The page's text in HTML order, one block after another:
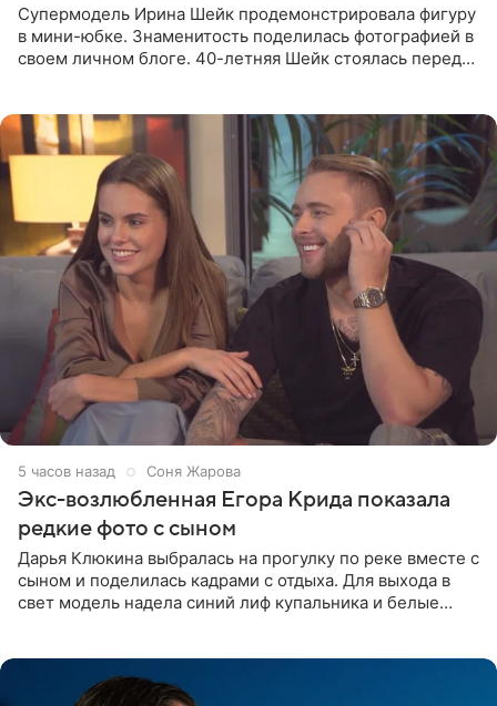
Супермодель Ирина Шейк продемонстрировала фигуру
в мини-юбке. Знаменитость поделилась фотографией в
своем личном блоге. 40-летняя Шейк стоялась перед
5 часов назад Соня Жарова
Экс-возлюбленная Егора Крида показала
редкие фото с сыном
Дарья Клюкина выбралась на прогулку по реке вместе с
сыном и поделилась кадрами с отдыха. Для выхода в
свет модель надела синий лиф купальника и белые